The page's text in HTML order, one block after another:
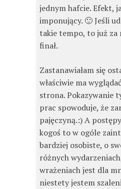
jednym hafcie. Efekt,
imponujący. 🙂 Jeśli
takie tempo, to już za
finał.
Zastanawiałam się
właściwie ma
strona. Pokazywanie
prac spowoduje, że
pajęczyną.:) A
kogoś to w ogóle
bardziej osobiste, o
różnych
wrażeniach jest dla
niestety jestem